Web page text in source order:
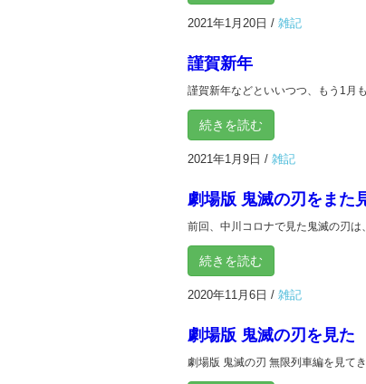
2021年1月20日 / 雑記
謹賀新年
謹賀新年などといいつつ、もう1月
続きを読む
2021年1月9日 / 雑記
劇場版 鬼滅の刃をまた
前回、中川コロナで見た鬼滅の刃
続きを読む
2020年11月6日 / 雑記
劇場版 鬼滅の刃を見た
劇場版 鬼滅の刃 無限列車編を見て